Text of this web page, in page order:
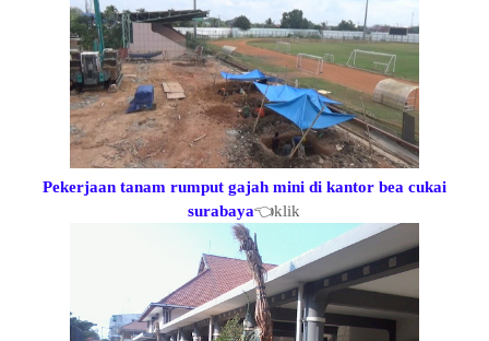
Pekerjaan tanam rumput gajah mini di kantor bea cukai
surabaya👈klik